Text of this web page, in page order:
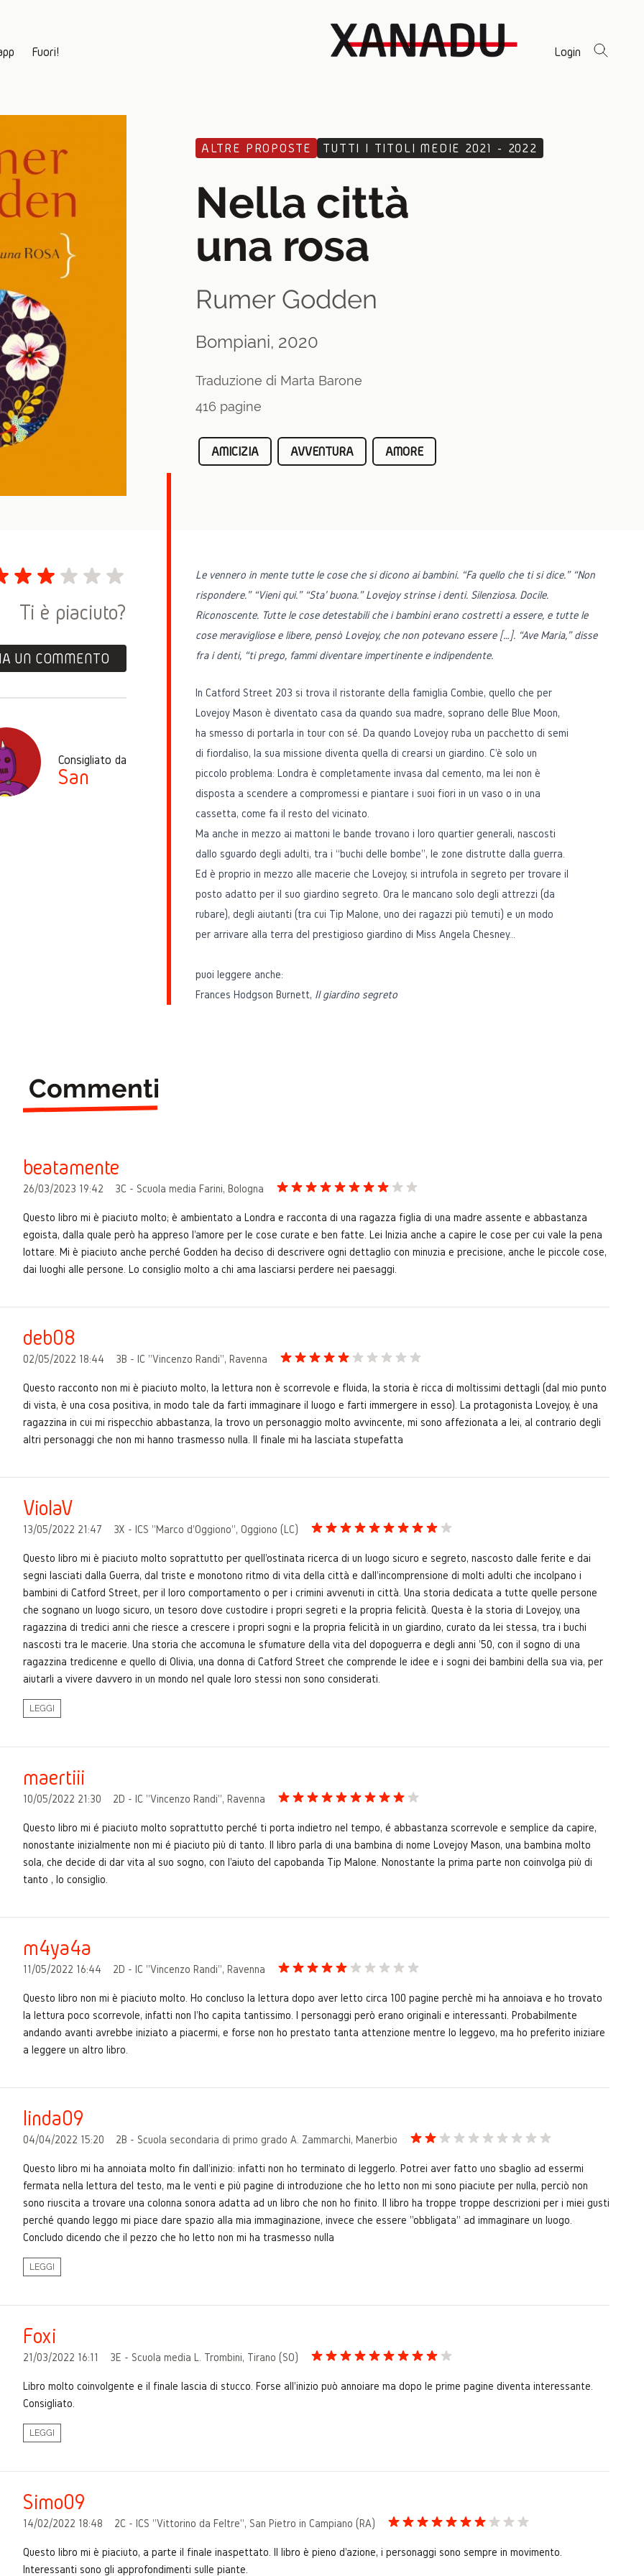
Fuori! Login
ALTRE PROPOSTE TUTTI I TITOLI MEDIE 2021 - 2022
Nella città
una rosa
Rumer Godden
Bompiani, 2020
Traduzione di Marta Barone
416 pagine
AMICIZIA AVVENTURA AMORE
Ti è piaciuto?
UN COMMENTO
Consigliato da
San
Le vennero in mente tutte le cose che si dicono ai bambini. “Fa quello che ti si dice.” “Non
rispondere.” “Vieni qui.” “Sta' buona.” Lovejoy strinse i denti. Silenziosa. Docile.
Riconoscente. Tutte le cose detestabili che i bambini erano costretti a essere, e tutte le
cose meravigliose e libere, pensò Lovejoy, che non potevano essere […]. “Ave Maria,” disse
fra i denti, “ti prego, fammi diventare impertinente e indipendente.
In Catford Street 203 si trova il ristorante della famiglia Combie, quello che per
Lovejoy Mason è diventato casa da quando sua madre, soprano delle Blue Moon,
ha smesso di portarla in tour con sé. Da quando Lovejoy ruba un pacchetto di semi
di fiordaliso, la sua missione diventa quella di crearsi un giardino. C'è solo un
piccolo problema: Londra è completamente invasa dal cemento, ma lei non è
disposta a scendere a compromessi e piantare i suoi fiori in un vaso o in una
cassetta, come fa il resto del vicinato.
Ma anche in mezzo ai mattoni le bande trovano i loro quartier generali, nascosti
dallo sguardo degli adulti, tra i “buchi delle bombe”, le zone distrutte dalla guerra.
Ed è proprio in mezzo alle macerie che Lovejoy, si intrufola in segreto per trovare il
posto adatto per il suo giardino segreto. Ora le mancano solo degli attrezzi (da
rubare), degli aiutanti (tra cui Tip Malone, uno dei ragazzi più temuti) e un modo
per arrivare alla terra del prestigioso giardino di Miss Angela Chesney…
puoi leggere anche:
Frances Hodgson Burnett, Il giardino segreto
Commenti
beatamente
26/03/2023 19:42 3C - Scuola media Farini, Bologna
Questo libro mi è piaciuto molto; è ambientato a Londra e racconta di una ragazza figlia di una madre assente e abbastanza
egoista, dalla quale però ha appreso l'amore per le cose curate e ben fatte. Lei Inizia anche a capire le cose per cui vale la pena
lottare. Mi è piaciuto anche perché Godden ha deciso di descrivere ogni dettaglio con minuzia e precisione, anche le piccole cose,
dai luoghi alle persone. Lo consiglio molto a chi ama lasciarsi perdere nei paesaggi.
deb08
02/05/2022 18:44 3B - IC "Vincenzo Randi", Ravenna
Questo racconto non mi è piaciuto molto, la lettura non è scorrevole e fluida, la storia è ricca di moltissimi dettagli (dal mio punto
di vista, è una cosa positiva, in modo tale da farti immaginare il luogo e farti immergere in esso). La protagonista Lovejoy, è una
ragazzina in cui mi rispecchio abbastanza, la trovo un personaggio molto avvincente, mi sono affezionata a lei, al contrario degli
altri personaggi che non mi hanno trasmesso nulla. Il finale mi ha lasciata stupefatta
ViolaV
13/05/2022 21:47 3X - ICS "Marco d'Oggiono", Oggiono (LC)
Questo libro mi è piaciuto molto soprattutto per quell'ostinata ricerca di un luogo sicuro e segreto, nascosto dalle ferite e dai
segni lasciati dalla Guerra, dal triste e monotono ritmo di vita della città e dall'incomprensione di molti adulti che incolpano i
bambini di Catford Street, per il loro comportamento o per i crimini avvenuti in città. Una storia dedicata a tutte quelle persone
che sognano un luogo sicuro, un tesoro dove custodire i propri segreti e la propria felicità. Questa è la storia di Lovejoy, una
ragazzina di tredici anni che riesce a crescere i propri sogni e la propria felicità in un giardino, curato da lei stessa, tra i buchi
nascosti tra le macerie. Una storia che accomuna le sfumature della vita del dopoguerra e degli anni '50, con il sogno di una
ragazzina tredicenne e quello di Olivia, una donna di Catford Street che comprende le idee e i sogni dei bambini della sua via, per
aiutarli a vivere davvero in un mondo nel quale loro stessi non sono considerati.
LEGGI
maertiii
10/05/2022 21:30 2D - IC "Vincenzo Randi", Ravenna
Questo libro mi é piaciuto molto soprattutto perché ti porta indietro nel tempo, é abbastanza scorrevole e semplice da capire,
nonostante inizialmente non mi é piaciuto più di tanto. Il libro parla di una bambina di nome Lovejoy Mason, una bambina molto
sola, che decide di dar vita al suo sogno, con l'aiuto del capobanda Tip Malone. Nonostante la prima parte non coinvolga più di
tanto , lo consiglio.
m4ya4a
11/05/2022 16:44 2D - IC "Vincenzo Randi", Ravenna
Questo libro non mi è piaciuto molto. Ho concluso la lettura dopo aver letto circa 100 pagine perchè mi ha annoiava e ho trovato
la lettura poco scorrevole, infatti non l'ho capita tantissimo. I personaggi però erano originali e interessanti. Probabilmente
andando avanti avrebbe iniziato a piacermi, e forse non ho prestato tanta attenzione mentre lo leggevo, ma ho preferito iniziare
a leggere un altro libro.
linda09
04/04/2022 15:20 2B - Scuola secondaria di primo grado A. Zammarchi, Manerbio
Questo libro mi ha annoiata molto fin dall'inizio: infatti non ho terminato di leggerlo. Potrei aver fatto uno sbaglio ad essermi
fermata nella lettura del testo, ma le venti e più pagine di introduzione che ho letto non mi sono piaciute per nulla, perciò non
sono riuscita a trovare una colonna sonora adatta ad un libro che non ho finito. Il libro ha troppe troppe descrizioni per i miei gusti
perché quando leggo mi piace dare spazio alla mia immaginazione, invece che essere "obbligata" ad immaginare un luogo.
Concludo dicendo che il pezzo che ho letto non mi ha trasmesso nulla
LEGGI
Foxi
21/03/2022 16:11 3E - Scuola media L. Trombini, Tirano (SO)
Libro molto coinvolgente e il finale lascia di stucco. Forse all'inizio può annoiare ma dopo le prime pagine diventa interessante.
Consigliato.
LEGGI
Simo09
14/02/2022 18:48 2C - ICS "Vittorino da Feltre", San Pietro in Campiano (RA)
Questo libro mi è piaciuto, a parte il finale inaspettato. Il libro è pieno d'azione, i personaggi sono sempre in movimento.
Interessanti sono gli approfondimenti sulle piante.